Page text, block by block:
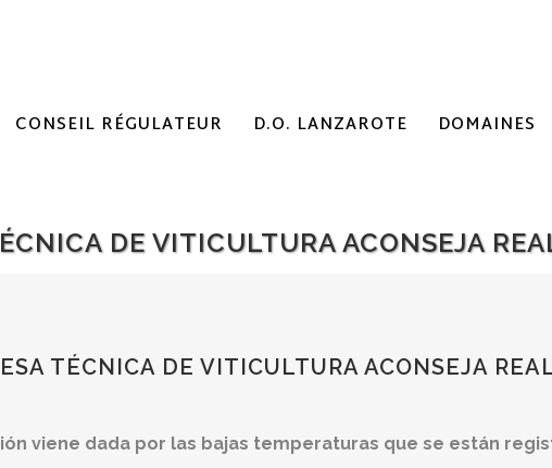
CONSEIL RÉGULATEUR D.O. LANZAROTE DOMAINES
DE VITICULTURA ACONSEJA
TÉCNICA DE VITICULTURA ACONSEJA
viene dada por las bajas temperaturas que se están